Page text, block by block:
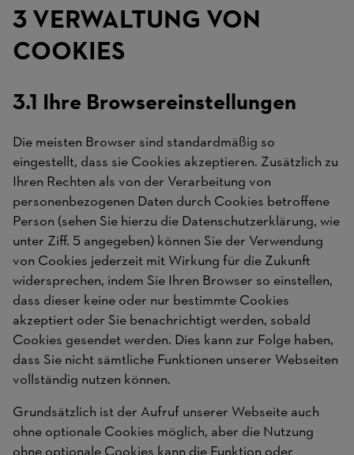
3 VERWALTUNG VON
COOKIES
3.1 Ihre Browsereinstellungen
Die meisten Browser sind standardmäßig so
eingestellt, dass sie Cookies akzeptieren. Zusätzlich zu
Ihren Rechten als von der Verarbeitung von
personenbezogenen Daten durch Cookies betroffene
Person (sehen Sie hierzu die Datenschutzerklärung, wie
unter Ziff. 5 angegeben) können Sie der Verwendung
von Cookies jederzeit mit Wirkung für die Zukunft
widersprechen, indem Sie Ihren Browser so einstellen,
dass dieser keine oder nur bestimmte Cookies
akzeptiert oder Sie benachrichtigt werden, sobald
Cookies gesendet werden. Dies kann zur Folge haben,
dass Sie nicht sämtliche Funktionen unserer Webseiten
vollständig nutzen können.
Grundsätzlich ist der Aufruf unserer Webseite auch
ohne optionale Cookies möglich, aber die Nutzung